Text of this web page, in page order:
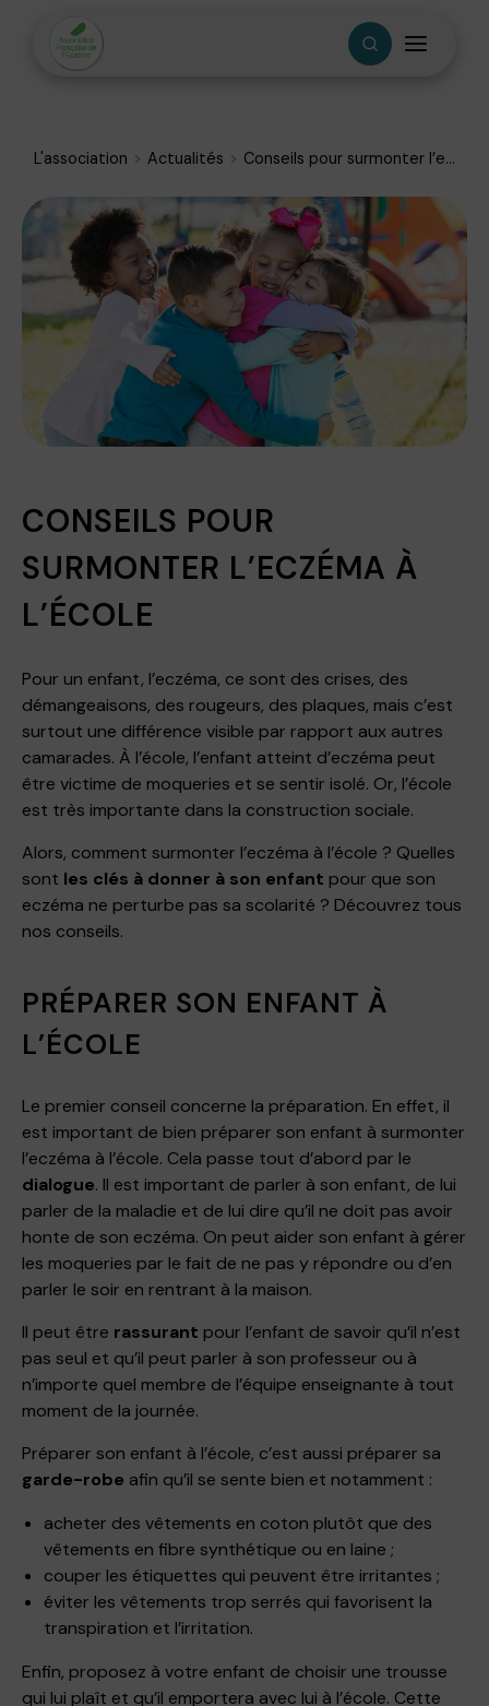
L'association Actualités Conseils pour surmonter l’e...
CONSEILS POUR
SURMONTER L’ECZÉMA À
L’ÉCOLE
Pour un enfant, l’eczéma, ce sont des crises, des
démangeaisons, des rougeurs, des plaques, mais c’est
surtout une différence visible par rapport aux autres
camarades. À l’école, l’enfant atteint d’eczéma peut
être victime de moqueries et se sentir isolé. Or, l’école
est très importante dans la construction sociale.
Alors, comment surmonter l’eczéma à l’école ? Quelles
sont les clés à donner à son enfant pour que son
eczéma ne perturbe pas sa scolarité ? Découvrez tous
nos conseils.
PRÉPARER SON ENFANT À
L’ÉCOLE
Le premier conseil concerne la préparation. En effet, il
est important de bien préparer son enfant à surmonter
l’eczéma à l’école. Cela passe tout d’abord par le
dialogue. Il est important de parler à son enfant, de lui
parler de la maladie et de lui dire qu’il ne doit pas avoir
honte de son eczéma. On peut aider son enfant à gérer
les moqueries par le fait de ne pas y répondre ou d’en
parler le soir en rentrant à la maison.
Il peut être rassurant pour l’enfant de savoir qu’il n’est
pas seul et qu’il peut parler à son professeur ou à
n’importe quel membre de l’équipe enseignante à tout
moment de la journée.
Préparer son enfant à l’école, c’est aussi préparer sa
garde-robe afin qu’il se sente bien et notamment :
acheter des vêtements en coton plutôt que des
vêtements en fibre synthétique ou en laine ;
couper les étiquettes qui peuvent être irritantes ;
éviter les vêtements trop serrés qui favorisent la
transpiration et l’irritation.
Enfin, proposez à votre enfant de choisir une trousse
qui lui plaît et qu’il emportera avec lui à l’école. Cette